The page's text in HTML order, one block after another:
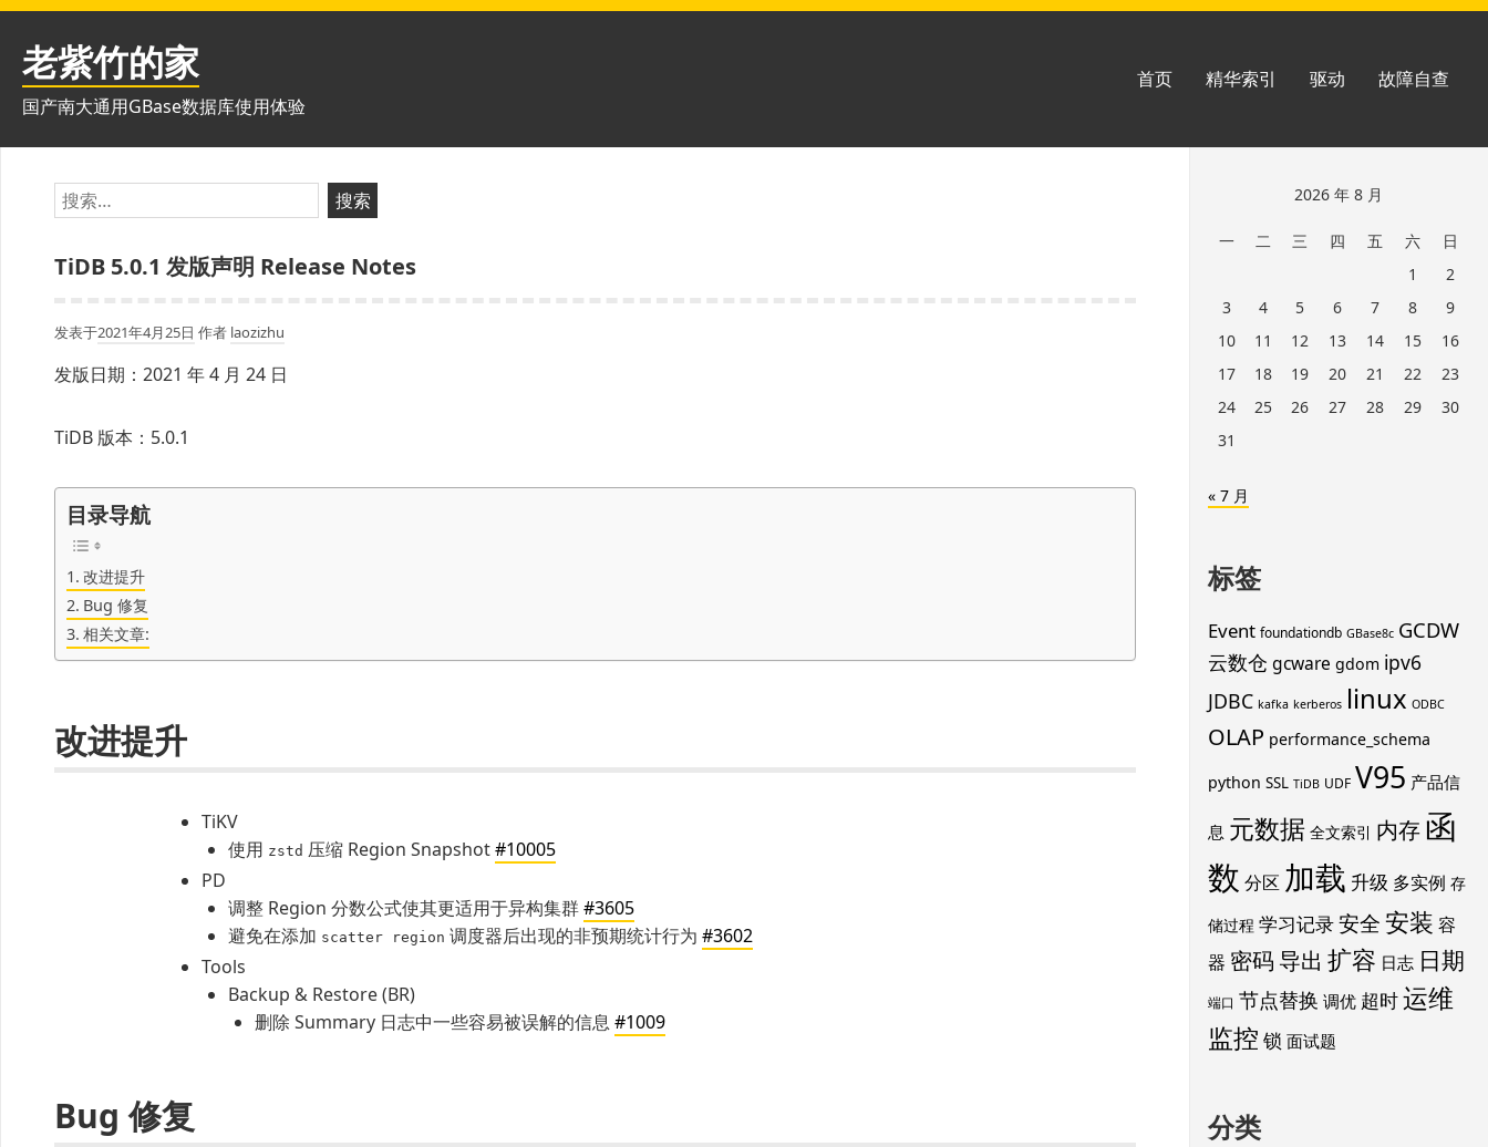
跳
老紫竹的家
国产南大通用GBase数据库使用体验
首页 精华索引 驱动 故障自查
搜
索：
TiDB 5.0.1 发版声明 Release Notes
发表于2021年4月25日 作者 laozizhu
发版日期：2021 年 4 月 24 日
TiDB 版本：5.0.1
目录导航
改进提升
Bug 修复
相关文章:
改进提升
TiKV
使用 zstd 压缩 Region Snapshot#10005
PD
调整 Region 分数公式使其更适用于异构集群#3605
避免在添加 scatter region 调度器后出现的非预期统计行为 #3602
Tools
Backup & Restore (BR)
删除 Summary 日志中一些容易被误解的信息 #1009
Bug 修复
页
2026 年 8 月
一 二 三 四 五 六
日
1
2
3
4 5 6 7 8
9
10
11 12 13 14 15
16
17
18 19 20 21 22
23
24
25 26 27 28 29
30
31
« 7 月
标签
Event foundationdb GBase8c GCDW
云数仓 gcware gdom ipv6
JDBC kafka kerberos linux ODBC
OLAP performance_schema
python SSL TiDB UDF V95 产品信
息 元数据 全文索引 内存函
数 分区 加载 升级 多实例 存
储过程 学习记录安全安装 容
器 密码 导出 扩容 日志 日期
端口 节点替换 调优 超时运维
监控 锁 面试题
分类